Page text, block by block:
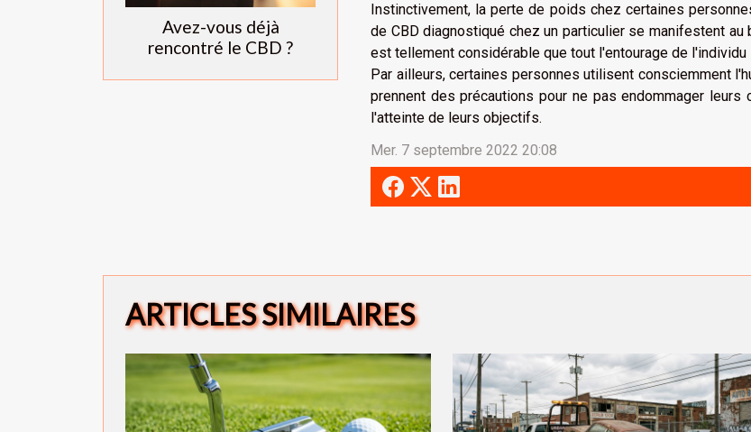
Avez-vous déjà
rencontré le CBD ?
Instinctivement, la perte de poids chez certaines
de CBD diagnostiqué chez un particulier se manifestent
est tellement considérable que tout l'entourage de
Par ailleurs, certaines personnes utilisent consciemment
prennent des précautions pour ne pas endommager
l'atteinte de leurs objectifs.
Mer. 7 septembre 2022 20:08
ARTICLES SIMILAIRES